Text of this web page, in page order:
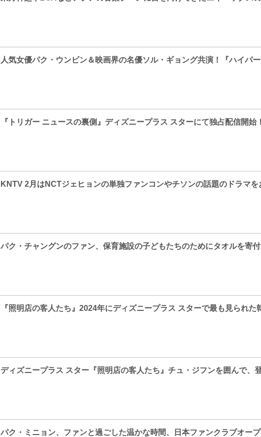
パク・チャングンのファン、保育施設の子どもたちのためにタオルを寄付